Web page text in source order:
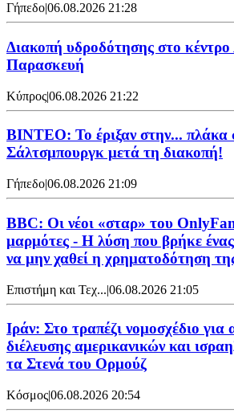
Γήπεδο|06.08.2026 21:28
Διακοπή υδροδότησης στο
Παρασκευή
Κύπρος|06.08.2026 21:22
ΒΙΝΤΕΟ: Το έριξαν στην... πλάκα
Σάλτσμπουργκ μετά τη διακοπή!
Γήπεδο|06.08.2026 21:09
BBC: Οι νέοι «σταρ» του
μαρμότες - Η λύση που βρήκε ένας
να μην χαθεί η χρηματοδότηση
Επιστήμη και Τεχ...|06.08.2026 21:05
Ιράν: Στο τραπέζι νομοσχέδιο για
διέλευσης αμερικανικών και
τα Στενά του Ορμούζ
Κόσμος|06.08.2026 20:54